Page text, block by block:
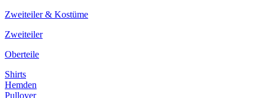
Zweiteiler & Kostüme
Zweiteiler
Oberteile
Shirts
Hemden
Pullover